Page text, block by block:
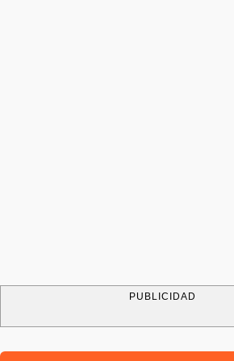
PUBLICIDAD